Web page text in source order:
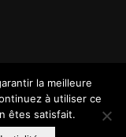
la meilleure
à utiliser ce
êtes satisfait.
us